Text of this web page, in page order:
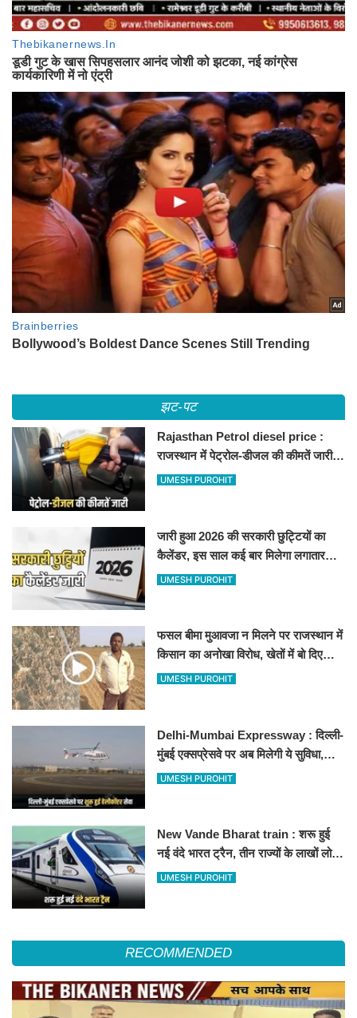
झट-पट
Rajasthan Petrol diesel price :
राजस्थान में पेट्रोल-डीजल की कीमतें जारी,
जानिए बीकानेर समेत पुरे प्रदेश में नए रेट
UMESH PUROHIT
जारी हुआ 2026 की सरकारी छुट्टियों का
कैलेंडर, इस साल कई बार मिलेगा लगातार
अवकाश, देखें
UMESH PUROHIT
फसल बीमा मुआवजा न मिलने पर राजस्थान में
किसान का अनोखा विरोध, खेतों में बो दिए
500-500 रुपए के नोट, वीडियो वायरल
UMESH PUROHIT
Delhi-Mumbai Expressway : दिल्ली-
मुंबई एक्सप्रेसवे पर अब मिलेगी ये सुविधा,
हेलीकॉप्टर सर्विस से तुरंत घायल पहुंचेगा
UMESH PUROHIT
New Vande Bharat train : शरू हुई
नई वंदे भारत ट्रैन, तीन राज्यों के लाखों लोगों
का सफर होगा आसान, देखें पूरा रूटमैप
UMESH PUROHIT
RECOMMENDED